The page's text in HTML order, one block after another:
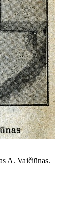
A. Vaičiūnas.